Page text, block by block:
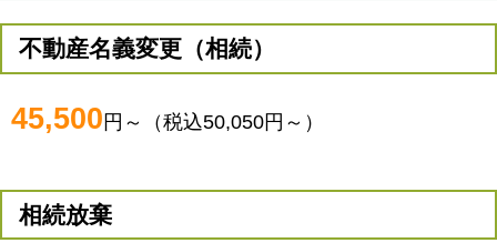
不動産名義変更（相続）
45,500円～（税込50,050円～）
相続放棄